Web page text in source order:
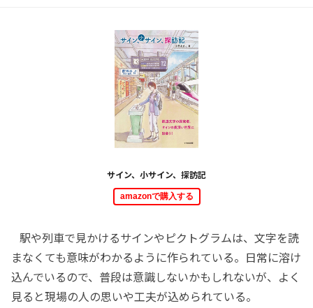
サイン、小サイン、探訪記
amazonで購入する
駅や列車で見かけるサインやピクトグラムは、文字を読
まなくても意味がわかるように作られている。日常に溶け
込んでいるので、普段は意識しないかもしれないが、よく
見ると現場の人の思いや工夫が込められている。